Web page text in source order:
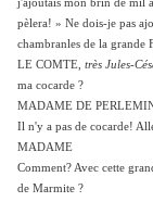
j'ajoutais mon brin de mil
pèlera! » Ne dois-je pas
chambranles de la grande
LE COMTE, très Jules-
ma cocarde ?
MADAME DE
Il n'y a pas de cocarde!
MADAME
Comment? Avec cette
de Marmite ?